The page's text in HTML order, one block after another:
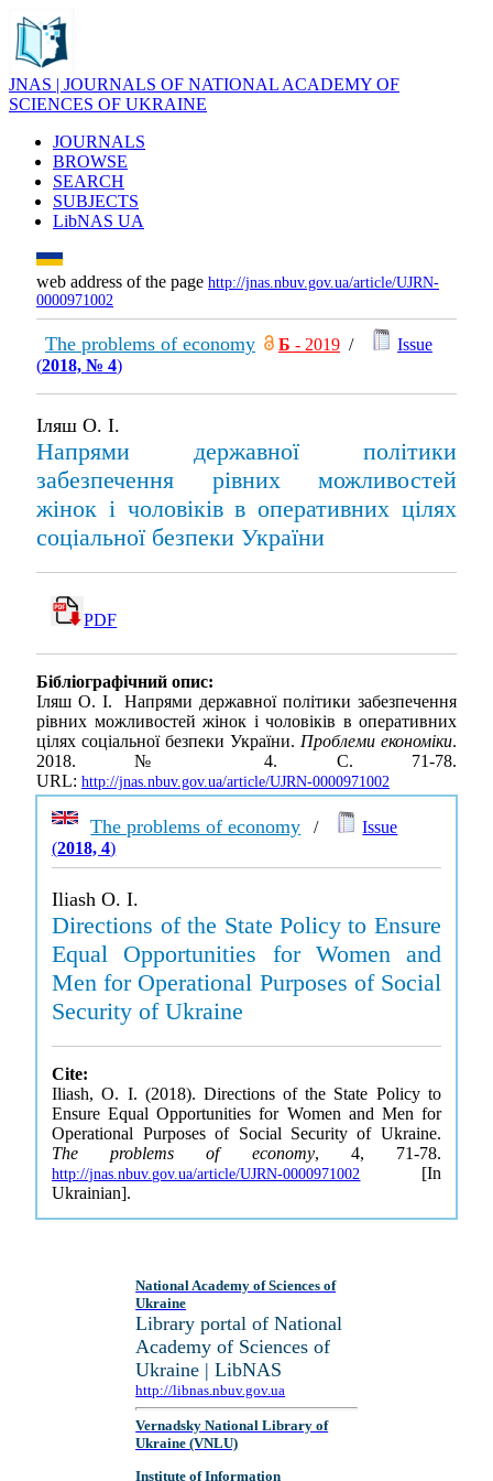
JNAS | JOURNALS OF NATIONAL ACADEMY OF
SCIENCES OF UKRAINE
JOURNALS
BROWSE
SEARCH
SUBJECTS
LibNAS UA
web address of the page http://jnas.nbuv.gov.ua/article/UJRN-
0000971002
The problems of economy Б - 2019 /
Issue
(2018, № 4)
Іляш О. І.
Напрями державної політики
забезпечення рівних можливостей
жінок і чоловіків в оперативних цілях
соціальної безпеки України
PDF
Бібліографічний опис:
Іляш О. І. Напрями державної політики забезпечення
рівних можливостей жінок і чоловіків в оперативних
цілях соціальної безпеки України. Проблеми економіки.
2018. № 4. С. 71-78.
URL: http://jnas.nbuv.gov.ua/article/UJRN-0000971002
The problems of economy /
Issue
(2018, 4)
Iliash O. I.
Directions of the State Policy to Ensure
Equal Opportunities for Women and
Men for Operational Purposes of Social
Security of Ukraine
Cite:
Iliash, O. I. (2018). Directions of the State Policy to
Ensure Equal Opportunities for Women and Men for
Operational Purposes of Social Security of Ukraine.
The problems of economy, 4, 71-78.
http://jnas.nbuv.gov.ua/article/UJRN-0000971002 [In
Ukrainian].
National Academy of Sciences of
Ukraine
Library portal of National
Academy of Sciences of
Ukraine | LibNAS
http://libnas.nbuv.gov.ua
Vernadsky National Library of
Ukraine (VNLU)
Institute of Information